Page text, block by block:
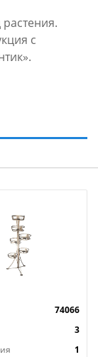
с
74066
3
1